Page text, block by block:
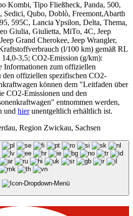
Kombi, Tipo Fließheck, Panda, 500,
Sedici, Qubo, Doblò, Freemont,Abarth
595C, Lancia Ypsilon, Delta, Thema,
Giulia, Giulietta, MiTo, 4C, Jeep
Grand Cherokee, Jeep Wrangler,
(l/100 km) gemäß RL
3,5; CO2-Emission (g/km):
Informationen zum offiziellen
offiziellen spezifischen CO2-
können dem "Leitfaden über
CO2-Emissionen und den
entnommen werden,
und hierunentgeltlich erhältlich ist.
Region Zwickau, Sachsen